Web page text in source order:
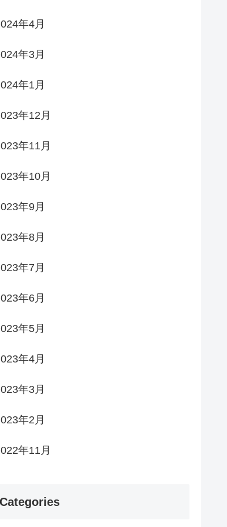
年4月
年3月
年1月
年12月
年11月
年10月
年9月
年8月
年7月
年6月
年5月
年4月
年3月
年2月
年11月
Categories